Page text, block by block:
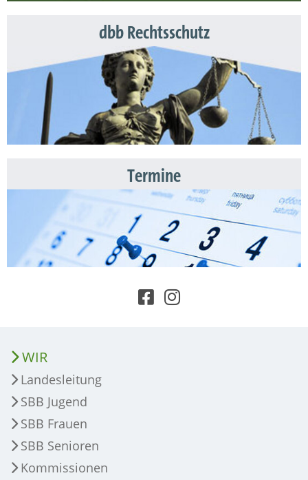
dbb Rechtsschutz
Termine
WIR
Landesleitung
SBB Jugend
SBB Frauen
SBB Senioren
Kommissionen